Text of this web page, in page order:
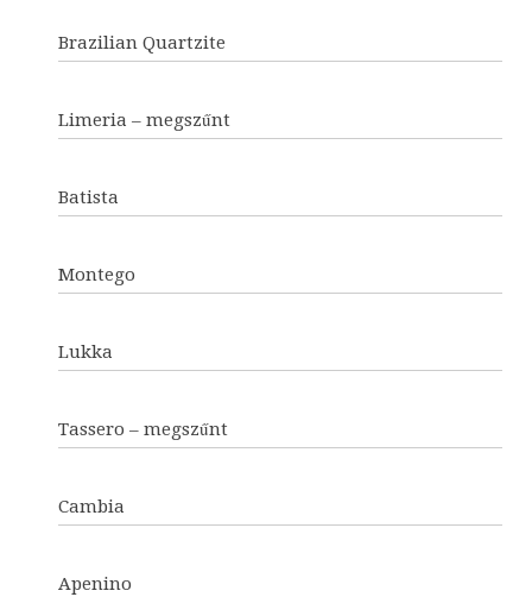
Brazilian Quartzite
Limeria – megszűnt
Batista
Montego
Lukka
Tassero – megszűnt
Cambia
Apenino